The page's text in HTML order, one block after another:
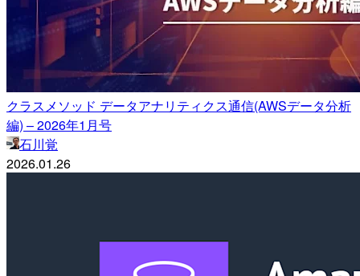
クラスメソッド データアナリティクス通信(AWSデータ分析
編) – 2026年1月号
石川覚
2026.01.26